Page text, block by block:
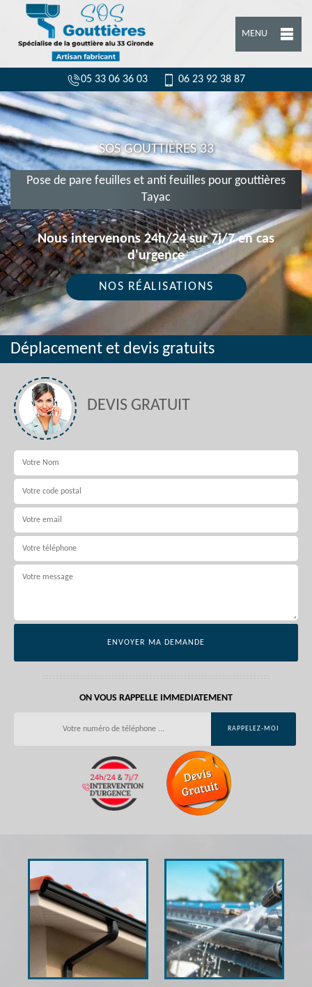
MENU
05 33 06 36 03 06 23 92 38 87
SOS GOUTTIÈRES 33
Pose de pare feuilles et anti feuilles pour gouttières
Tayac
Nous intervenons 24h/24 sur 7j/7 en cas
d'urgence
NOS RÉALISATIONS
Déplacement et devis gratuits
DEVIS GRATUIT
ON VOUS RAPPELLE IMMEDIATEMENT